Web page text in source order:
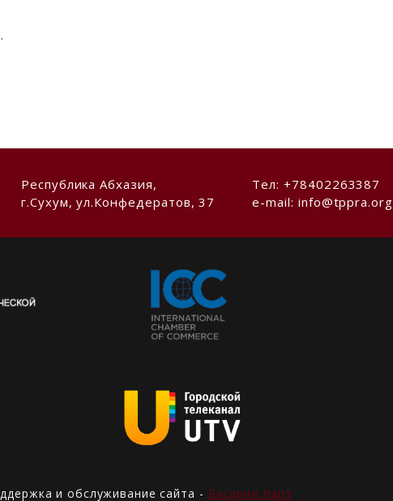
Республика Абхазия,
г.Сухум, ул.Конфедератов, 37
Тел: +78402263387
e-mail: info@tppra.org
и обслуживание сайта - Басария Нарт